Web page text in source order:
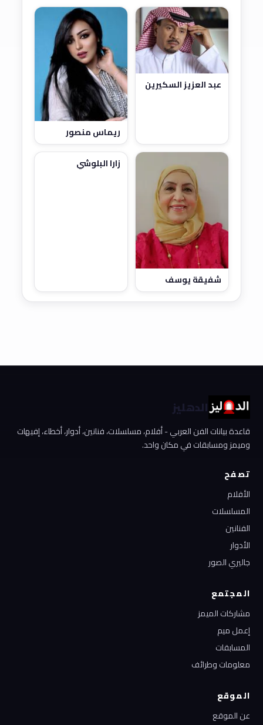
عبد العزيز السكيرين
ريماس منصور
شفيقة يوسف
زارا البلوشي
الدهليز
قاعدة بيانات الفن العربي - أفلام، مسلسلات، فنانين، أدوار، أخطاء، إفيهات
وميمز ومسابقات في مكان واحد.
تصفح
الأفلام
المسلسلات
الفنانين
الأدوار
جاليري الصور
المجتمع
مشاركات الميمز
إعمل ميم
المسابقات
معلومات وطرائف
الموقع
عن الموقع